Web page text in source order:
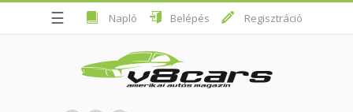
☰ Napló Belépés Regisztráció